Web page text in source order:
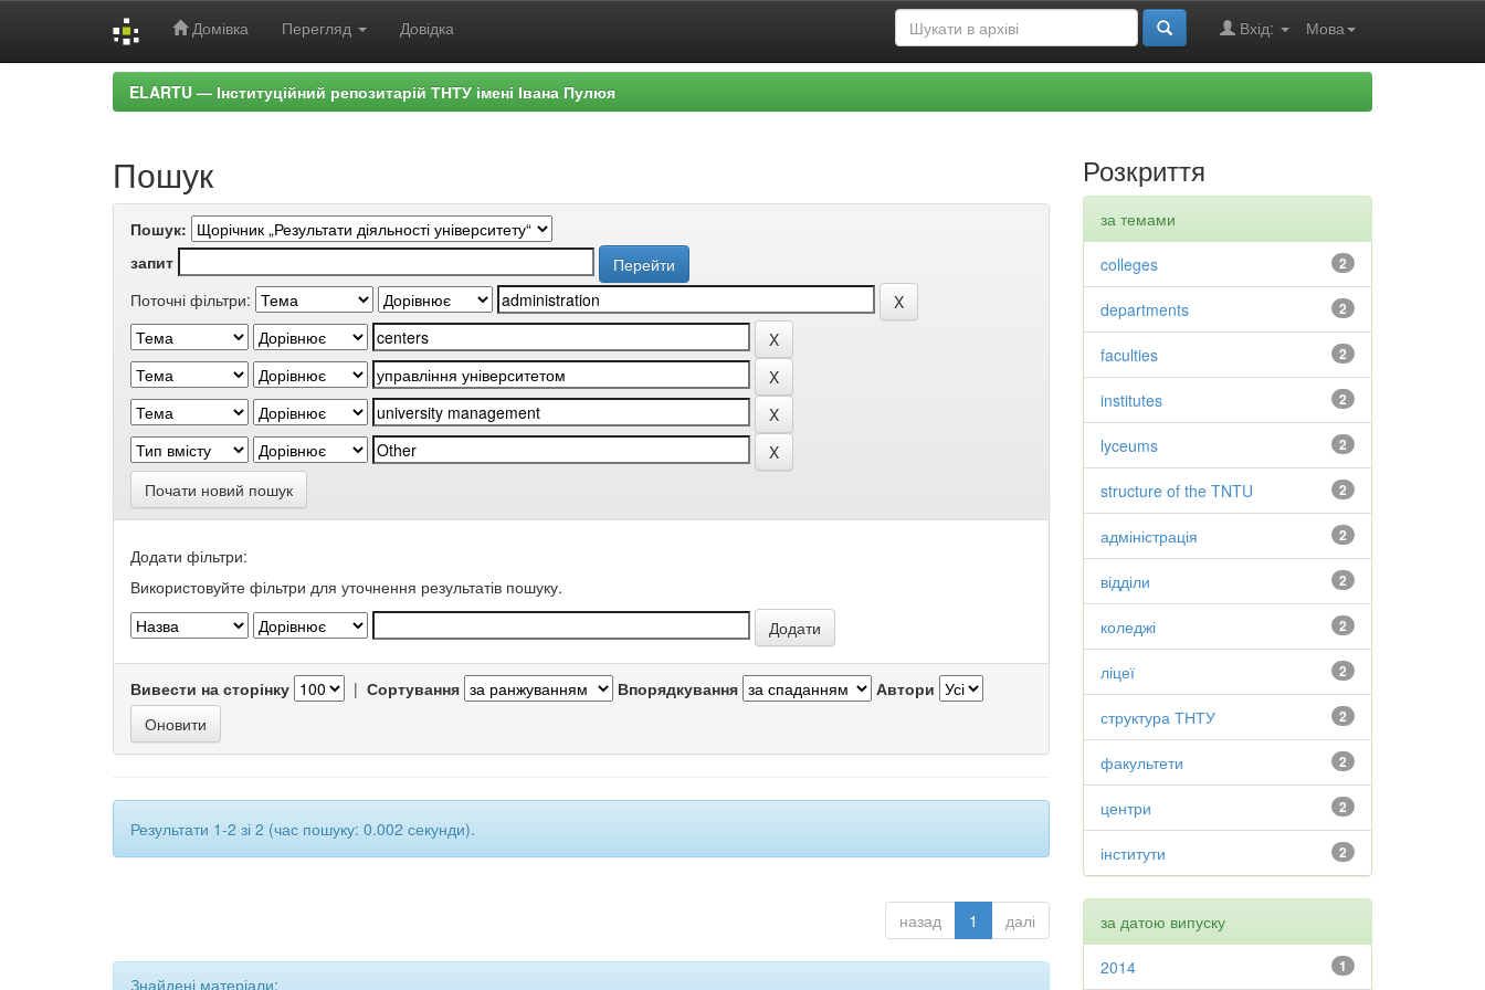
Домівка Перегляд Довідка Мова
Вхід:
ELARTU — Інституційний репозитарій ТНТУ імені Івана Пулюя
Пошук
Пошук:
запит
Поточні фільтри:
Почати новий пошук
Додати фільтри:
Використовуйте фільтри для уточнення результатів пошуку.
Вивести на сторінку | Сортування Впорядкування Автори
Результати 1-2 зі 2 (час пошуку: 0.002 секунди).
назад 1 далі
Знайдені матеріали:
Розкриття
за темами
2
colleges
2
departments
2
faculties
2
institutes
2
lyceums
2
structure of the TNTU
2
адміністрація
2
відділи
2
коледжі
2
ліцеї
2
структура ТНТУ
2
факультети
2
центри
2
інститути
за датою випуску
1
2014